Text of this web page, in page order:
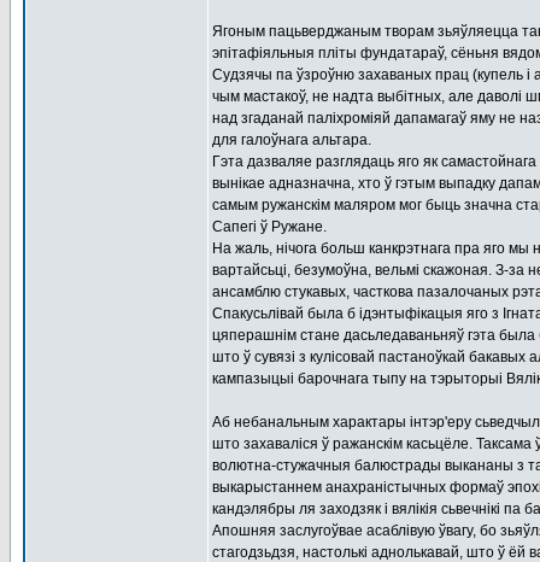
Ягоным пацьверджаным творам зьяўляецца
эпітафіяльныя пліты фундатараў, сёньня
Судзячы па ўзроўню захаваных прац (купель і
чым мастакоў, не надта выбітных, але даволі
над згаданай паліхроміяй дапамагаў яму не
для галоўнага альтара.
Гэта дазваляе разглядаць яго як
вынікае адназначна, хто ў гэтым выпадку
самым ружанскім маляром мог быць значна
Сапегі ў Ружане.
На жаль, нічога больш канкрэтнага пра яго мы
вартайсьці, безумоўна, вельмі скажоная. З-за
ансамблю стукавых, часткова пазалочаных
Спакусьлівай была б ідэнтыфікацыя яго з
цяперашнім стане дасьледаваньняў гэта была
што ў сувязі з кулісовай пастаноўкай
кампазыцыі барочнага тыпу на тэрыторыі
Аб небанальным характары інтэр'еру
што захаваліся ў ражанскім касьцёле. Таксама
волютна-стужачныя балюстрады выкананы з
выкарыстаннем анахраністычных формаў
кандэлябры ля заходзяк і вялікія сьвечнікі
Апошняя заслугоўвае асаблівую ўвагу, бо
стагодзьдзя, настолькі аднолькавай, што ў ёй